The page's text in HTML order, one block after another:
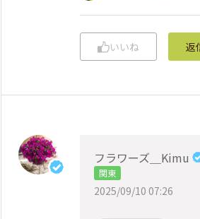
いいね 返
フラワーズ＿Kimu
関東
2025/09/10 07:26